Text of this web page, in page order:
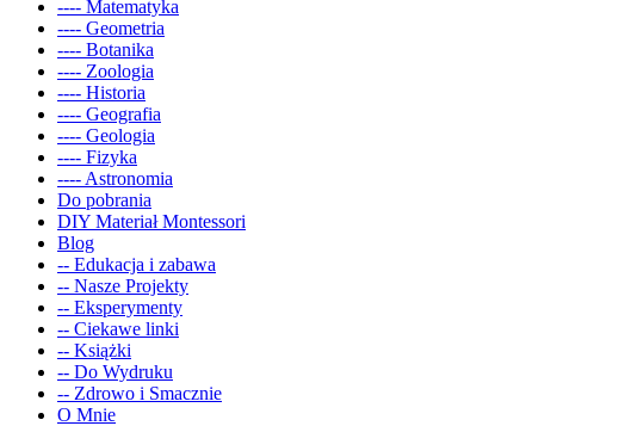
---- Matematyka
---- Geometria
---- Botanika
---- Zoologia
---- Historia
---- Geografia
---- Geologia
---- Fizyka
---- Astronomia
Do pobrania
DIY Materiał Montessori
Blog
-- Edukacja i zabawa
-- Nasze Projekty
-- Eksperymenty
-- Ciekawe linki
-- Książki
-- Do Wydruku
-- Zdrowo i Smacznie
O Mnie